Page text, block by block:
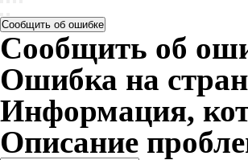
Сообщить об ошибке
Сообщить об
Ошибка на
Информация,
Описание